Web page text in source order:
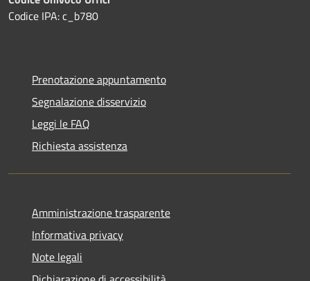
Codice IPA: c_b780
Prenotazione appuntamento
Segnalazione disservizio
Leggi le FAQ
Richiesta assistenza
Amministrazione trasparente
Informativa privacy
Note legali